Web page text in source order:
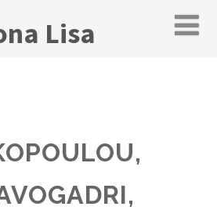
Lisa